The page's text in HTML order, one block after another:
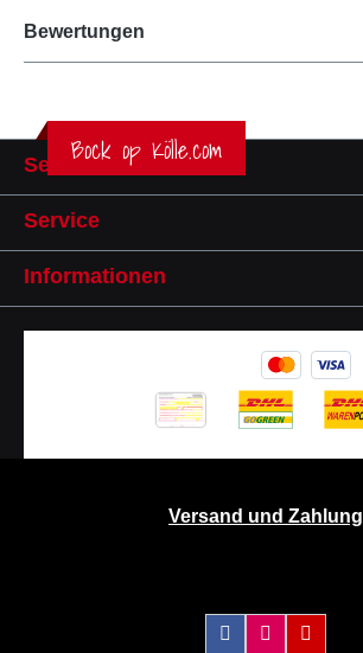
Bewertungen
Bock op Kölle.com
Service-Hotline
Service
Informationen
Versand und Zahlung